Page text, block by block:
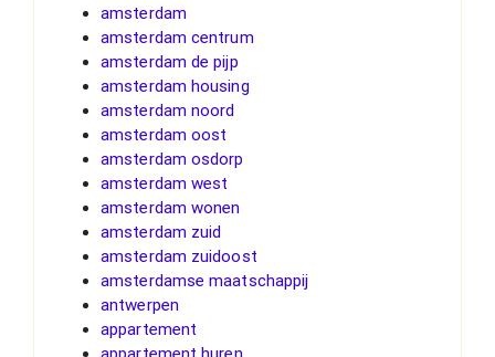
amsterdam
amsterdam centrum
amsterdam de pijp
amsterdam housing
amsterdam noord
amsterdam oost
amsterdam osdorp
amsterdam west
amsterdam wonen
amsterdam zuid
amsterdam zuidoost
amsterdamse maatschappij
antwerpen
appartement